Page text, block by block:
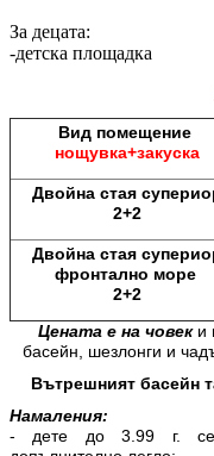
За децата:
-детска площадка
Вид помещение
нощувка+закуска
Двойна стая
2+2
Двойна стая
фронтално море
2+2
Цената е на човеки
басейн, шезлонги и
Вътрешният басейн
Намаления:
- дете до 3.99 г. се